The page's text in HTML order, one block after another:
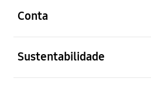
Conta
Sustentabilidade